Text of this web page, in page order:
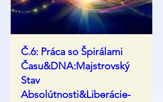
Č.6: Práca so Špirálami
Času&DNA:Majstrovský
Stav
Absolútnosti&Liberácie-